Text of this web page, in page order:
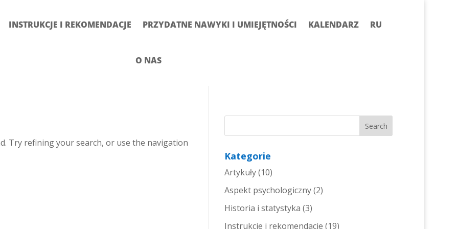
INSTRUKCJE I REKOMENDACJE PRZYDATNE NAWYKI I UMIEJĘTNOŚCI KALENDARZ RU
O NAS
Try refining your search, or use the navigation
Kategorie
Artykuły(10)
Aspekt psychologiczny(2)
Historia i statystyka (3)
Instrukcje i rekomendacje (19)